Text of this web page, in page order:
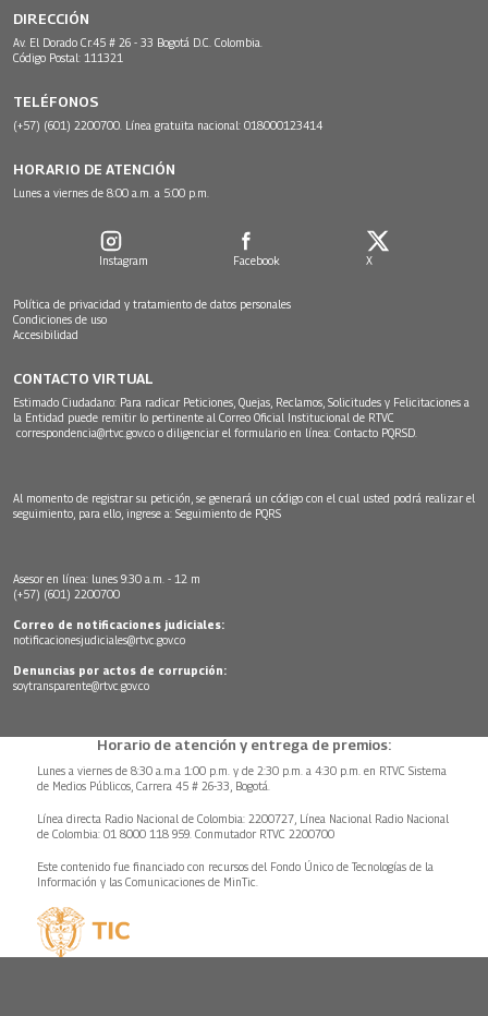
DIRECCIÓN
Av. El Dorado Cr.45 # 26 - 33 Bogotá D.C. Colombia.
Código Postal: 111321
TELÉFONOS
(+57) (601) 2200700. Línea gratuita nacional: 018000123414
HORARIO DE ATENCIÓN
Lunes a viernes de 8:00 a.m. a 5:00 p.m.
Instagram Facebook X
Política de privacidad y tratamiento de datos personales
Condiciones de uso
Accesibilidad
CONTACTO VIRTUAL
Estimado Ciudadano: Para radicar Peticiones, Quejas, Reclamos, Solicitudes y Felicitaciones a
la Entidad puede remitir lo pertinente al Correo Oficial Institucional de RTVC
correspondencia@rtvc.gov.co o diligenciar el formulario en línea: Contacto PQRSD.
Al momento de registrar su petición, se generará un código con el cual usted podrá realizar el
seguimiento, para ello, ingrese a: Seguimiento de PQRS
Asesor en línea: lunes 9:30 a.m. - 12 m
(+57) (601) 2200700
Correo de notificaciones judiciales:
notificacionesjudiciales@rtvc.gov.co
Denuncias por actos de corrupción:
soytransparente@rtvc.gov.co
Horario de atención y entrega de premios:
Lunes a viernes de 8:30 a.m.a 1:00 p.m. y de 2:30 p.m. a 4:30 p.m. en RTVC Sistema
de Medios Públicos, Carrera 45 # 26-33, Bogotá.
Línea directa Radio Nacional de Colombia: 2200727, Línea Nacional Radio Nacional
de Colombia: 01 8000 118 959. Conmutador RTVC 2200700
Este contenido fue financiado con recursos del Fondo Único de Tecnologías de la
Información y las Comunicaciones de MinTic.